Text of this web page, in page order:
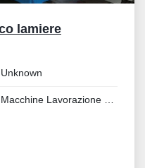
lamiere
Unknown